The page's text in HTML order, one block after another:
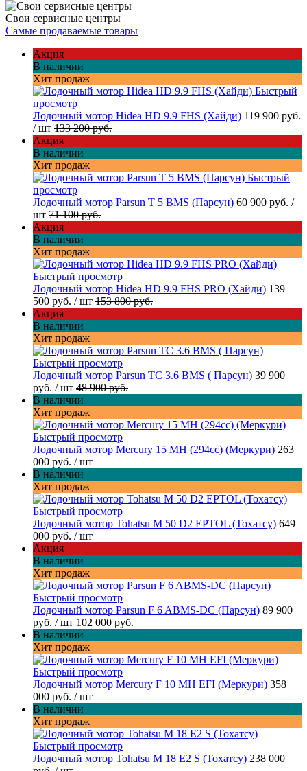
Свои сервисные центры
Самые продаваемые товары
Акция
В наличии
Хит продаж
Быстрый
просмотр
Лодочный мотор Hidea HD 9.9 FHS (Хайди) 119 900 руб.
/ шт 133 200 руб.
Акция
В наличии
Хит продаж
Быстрый
просмотр
Лодочный мотор Parsun T 5 BMS (Парсун) 60 900 руб. /
шт 71 100 руб.
Акция
В наличии
Хит продаж
Быстрый просмотр
Лодочный мотор Hidea HD 9.9 FHS PRO (Хайди) 139
500 руб. / шт 153 800 руб.
Акция
В наличии
Хит продаж
Быстрый просмотр
Лодочный мотор Parsun TC 3.6 BMS ( Парсун) 39 900
руб. / шт 48 900 руб.
В наличии
Хит продаж
Быстрый просмотр
Лодочный мотор Mercury 15 MH (294cc) (Меркури) 263
000 руб. / шт
В наличии
Хит продаж
Быстрый просмотр
Лодочный мотор Tohatsu M 50 D2 EPTOL (Тохатсу) 649
000 руб. / шт
Акция
В наличии
Хит продаж
Быстрый просмотр
Лодочный мотор Parsun F 6 ABMS-DC (Парсун) 89 900
руб. / шт 102 000 руб.
В наличии
Хит продаж
Быстрый просмотр
Лодочный мотор Mercury F 10 MH EFI (Меркури) 358
000 руб. / шт
В наличии
Хит продаж
Быстрый просмотр
Лодочный мотор Tohatsu M 18 E2 S (Тохатсу) 238 000